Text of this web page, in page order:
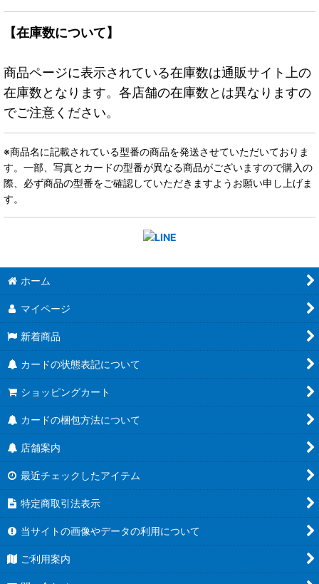
【在庫数について】
商品ページに表示されている在庫数は通販サイト上の
在庫数となります。各店舗の在庫数とは異なりますの
でご注意ください。
※商品名に記載されている型番の商品を発送させていただいておりま
す。一部、写真とカードの型番が異なる商品がございますので購入の
際、必ず商品の型番をご確認していただきますようお願い申し上げま
す。
ホーム
マイページ
新着商品
カードの状態表記について
ショッピングカート
カードの梱包方法について
店舗案内
最近チェックしたアイテム
特定商取引法表示
当サイトの画像やデータの利用について
ご利用案内